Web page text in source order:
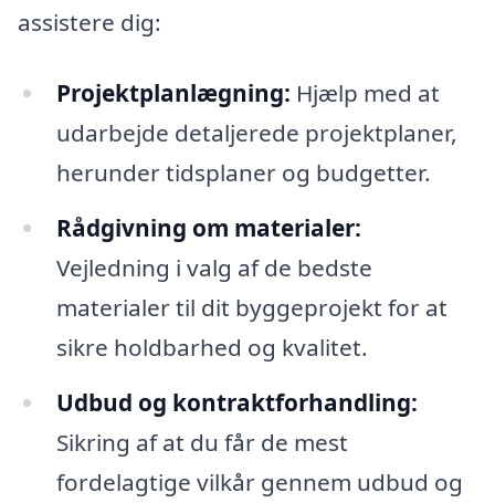
assistere dig:
Projektplanlægning: Hjælp med at
udarbejde detaljerede projektplaner,
herunder tidsplaner og budgetter.
Rådgivning om materialer:
Vejledning i valg af de bedste
materialer til dit byggeprojekt for at
sikre holdbarhed og kvalitet.
Udbud og kontraktforhandling:
Sikring af at du får de mest
fordelagtige vilkår gennem udbud og